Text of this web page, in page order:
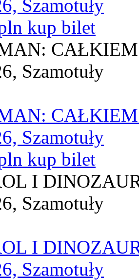
Szamotuły
kup bilet
Szamotuły
Szamotuły
kup bilet
I
Szamotuły
I
Szamotuły